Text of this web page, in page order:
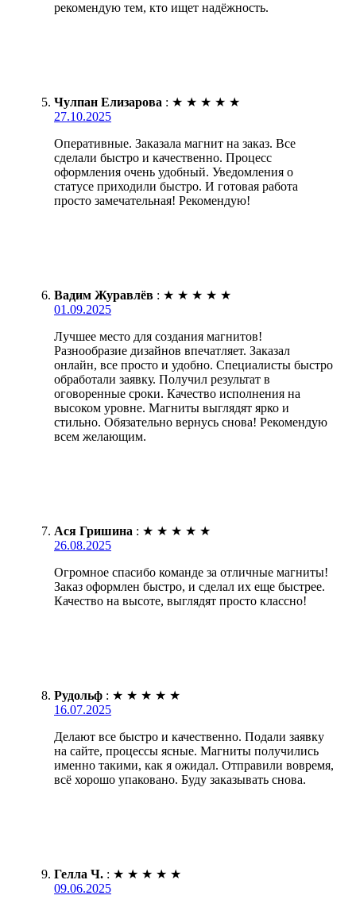
рекомендую тем, кто ищет надёжность.
Чулпан Елизарова : ★ ★ ★ ★ ★
27.10.2025
Оперативные. Заказала магнит на заказ. Все
сделали быстро и качественно. Процесс
оформления очень удобный. Уведомления о
статусе приходили быстро. И готовая работа
просто замечательная! Рекомендую!
Вадим Журавлёв : ★ ★ ★ ★ ★
01.09.2025
Лучшее место для создания магнитов!
Разнообразие дизайнов впечатляет. Заказал
онлайн, все просто и удобно. Специалисты быстро
обработали заявку. Получил результат в
оговоренные сроки. Качество исполнения на
высоком уровне. Магниты выглядят ярко и
стильно. Обязательно вернусь снова! Рекомендую
всем желающим.
Ася Гришина : ★ ★ ★ ★ ★
26.08.2025
Огромное спасибо команде за отличные магниты!
Заказ оформлен быстро, и сделал их еще быстрее.
Качество на высоте, выглядят просто классно!
Рудольф : ★ ★ ★ ★ ★
16.07.2025
Делают все быстро и качественно. Подали заявку
на сайте, процессы ясные. Магниты получились
именно такими, как я ожидал. Отправили вовремя,
всё хорошо упаковано. Буду заказывать снова.
Гелла Ч. : ★ ★ ★ ★ ★
09.06.2025